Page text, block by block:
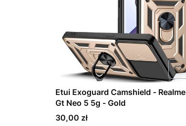
Etui Exoguard Camshield - Realme
Gt Neo 5 5g - Gold
Cena
30,00 zł